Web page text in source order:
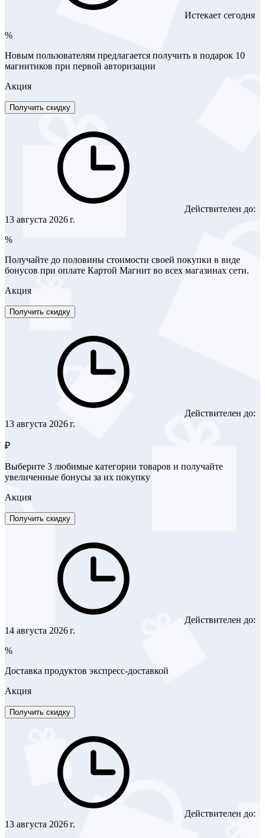
Истекает сегодня
%
Новым пользователям предлагается получить в подарок 10
магнитиков при первой авторизации
Акция
Получить скидку
Действителен до:
13 августа 2026 г.
%
Получайте до половины стоимости своей покупки в виде
бонусов при оплате Картой Магнит во всех магазинах сети.
Акция
Получить скидку
Действителен до:
13 августа 2026 г.
₽
Выберите 3 любимые категории товаров и получайте
увеличенные бонусы за их покупку
Акция
Получить скидку
Действителен до:
14 августа 2026 г.
%
Доставка продуктов экспресс-доставкой
Акция
Получить скидку
Действителен до:
13 августа 2026 г.